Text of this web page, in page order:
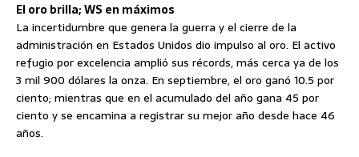
El oro brilla; WS en máximos
La incertidumbre que genera la guerra y el cierre de la
administración en Estados Unidos dio impulso al oro. El activo
refugio por excelencia amplió sus récords, más cerca ya de los
3 mil 900 dólares la onza. En septiembre, el oro ganó 10.5 por
ciento; mientras que en el acumulado del año gana 45 por
ciento y se encamina a registrar su mejor año desde hace 46
años.